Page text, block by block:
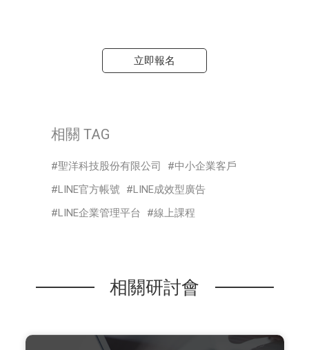
立即報名
相關 TAG
聖洋科技股份有限公司
中小企業客戶
LINE官方帳號
LINE成效型廣告
LINE企業管理平台
線上課程
相關研討會